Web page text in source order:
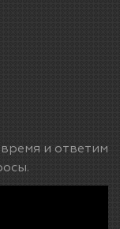
и ответим